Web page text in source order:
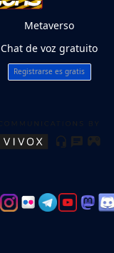
Metaverso
Chat de voz gratuito
Registrarse es gratis